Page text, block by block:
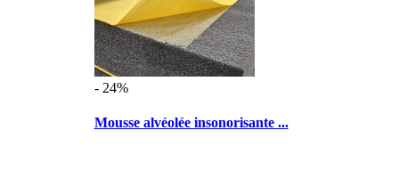
- 24%
Mousse alvéolée insonorisante ...